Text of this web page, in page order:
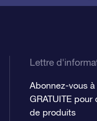
Lettre
Abonnez-vous
GRATUITE
de produits